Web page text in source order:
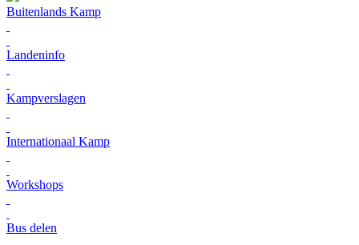
Buitenlands Kamp
Landeninfo
Kampverslagen
Internationaal Kamp
Workshops
Bus delen